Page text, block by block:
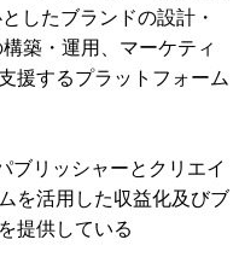
したブランドの設計・
築・運用、マーケティ
援するプラットフォーム
ブリッシャーとクリエイ
を活用した収益化及びブ
提供している